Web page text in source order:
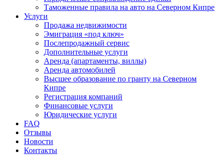
Таможенные правила на авто на Северном Кипре
Услуги
Продажа недвижимости
Эмиграция «под ключ»
Послепродажный сервис
Дополнительные услуги
Аренда (апартаменты, виллы)
Аренда автомобилей
Высшее образование по гранту на Северном
Кипре
Регистрация компаний
Финансовые услуги
Юридические услуги
FAQ
Отзывы
Новости
Контакты